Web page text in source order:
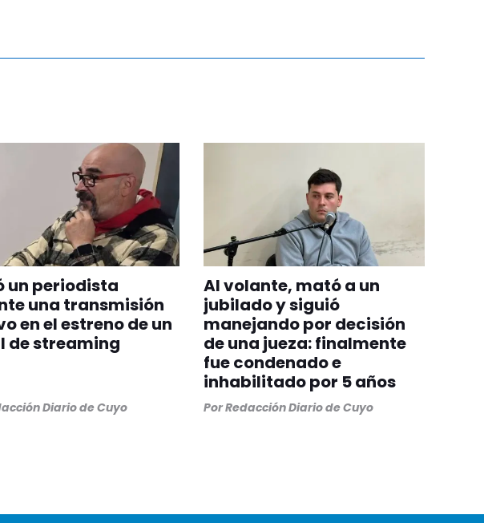
un periodista
una transmisión
en el estreno de un
de streaming
Diario de Cuyo
Al volante, mató a un
jubilado y siguió
manejando por decisión
de una jueza: finalmente
fue condenado e
inhabilitado por 5 años
PorRedacción Diario de Cuyo